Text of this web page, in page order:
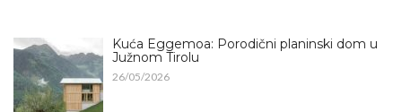
Kuća Eggemoa: Porodični planinski dom u
Južnom Tirolu
26/05/2026